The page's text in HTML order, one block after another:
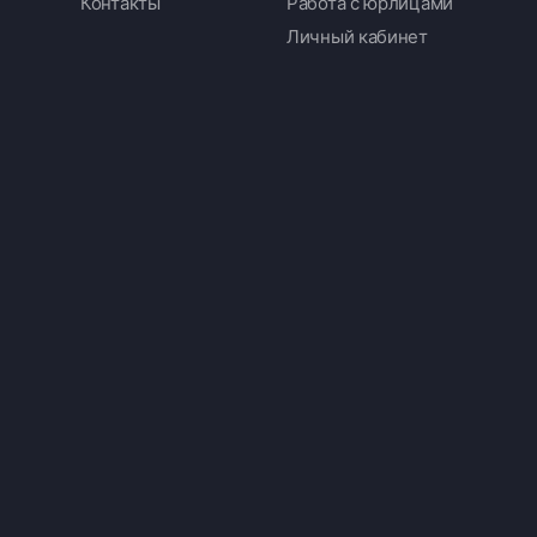
Личный кабинет